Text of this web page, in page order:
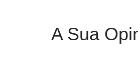
A Sua